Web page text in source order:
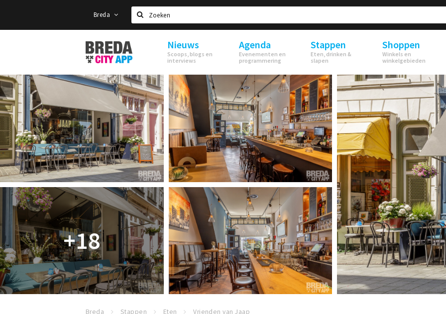
Breda
Zoeken
Stappen
&
Shoppen
Breda
Nieuws
Scoops, blogs en
interviews
Agenda
Evenementen en
programmering
Stappen
Eten, drinken &
slapen
Shoppen
Winkels en
winkelgebieden
+18
Breda Stappen Eten Vrienden van Jaap